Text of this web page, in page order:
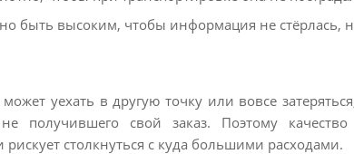
быть высоким, чтобы информация не стёрлась,
уехать в другую точку или вовсе
получившего свой заказ. Поэтому
столкнуться с куда большими расходами.